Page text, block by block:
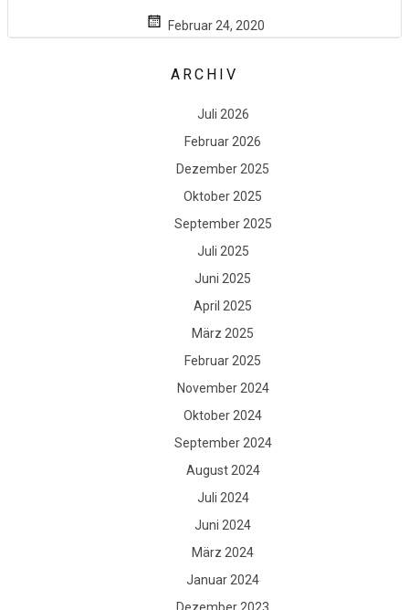
Februar 24, 2020
ARCHIV
Juli 2026
Februar 2026
Dezember 2025
Oktober 2025
September 2025
Juli 2025
Juni 2025
April 2025
März 2025
Februar 2025
November 2024
Oktober 2024
September 2024
August 2024
Juli 2024
Juni 2024
März 2024
Januar 2024